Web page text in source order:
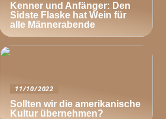
Kenner und Anfänger: Den
Sidste Flaske hat Wein für
alle Männerabende
11/10/2022
Sollten wir die amerikanische
Kultur übernehmen?